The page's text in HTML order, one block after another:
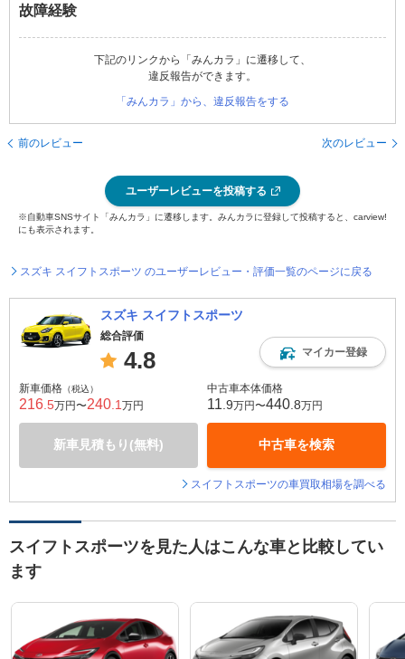
故障経験
下記のリンクから「みんカラ」に遷移して、
違反報告ができます。
「みんカラ」から、違反報告をする
前のレビュー 次のレビュー
ユーザーレビューを投稿する
※自動車SNSサイト「みんカラ」に遷移します。みんカラに登録して投稿すると、carview!
にも表示されます。
スズキ スイフトスポーツ のユーザーレビュー・評価一覧のページに戻る
スズキ スイフトスポーツ
総合評価
4.8 マイカー登録
新車価格 （税込）
216 .5万円〜240 .1 万円
新車見積もり(無料)
中古車本体価格
11 .9万円〜440 .8万円
中古車を検索
スイフトスポーツの車買取相場を調べる
スイフトスポーツを見た人はこんな車と比較してい
ます